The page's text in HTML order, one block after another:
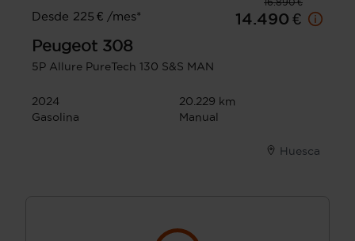
16.890 €
Desde 225 € /mes*
14.490 €
Peugeot 308
5P Allure PureTech 130 S&S MAN
2024
20.229 km
Gasolina
Manual
Huesca